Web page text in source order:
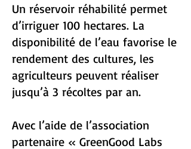
Un réservoir réhabilité permet
d’irriguer 100 hectares. La
disponibilité de l’eau favorise le
rendement des cultures, les
agriculteurs peuvent réaliser
jusqu’à 3 récoltes par an.
Avec l’aide de l’association
partenaire « GreenGood Labs